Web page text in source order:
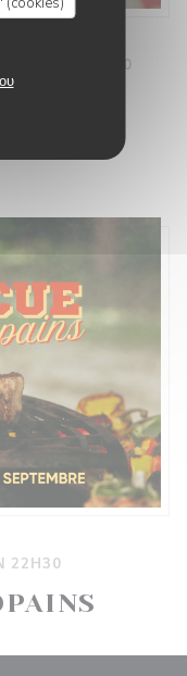
ΑΠΌ 00H00
22H30